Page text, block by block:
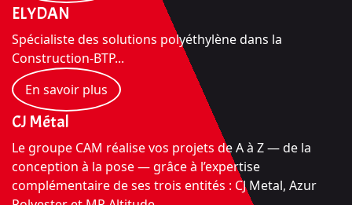
ELYDAN
Spécialiste des solutions polyéthylène dans la
Construction-BTP...
En savoir plus
CJ Métal
Le groupe CAM réalise vos projets de A à Z — de la
conception à la pose — grâce à l’expertise
complémentaire de ses trois entités : CJ Metal, Azur